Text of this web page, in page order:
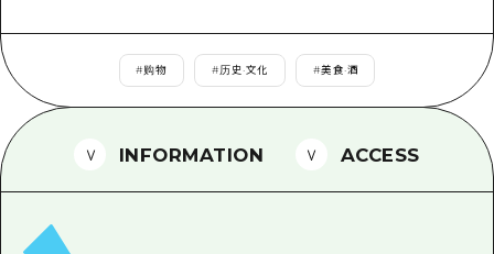
治愈
自然
一日游
1晚2天
2晚3天
广岛免费无线上网
#购物 #历史·文化 #美食·酒
INFORMATION ACCESS